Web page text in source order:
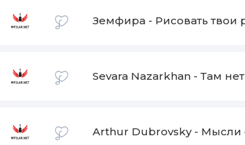
Земфира - Рисовать твои
Sevara Nazarkhan - Там
Arthur Dubrovsky - Мысли